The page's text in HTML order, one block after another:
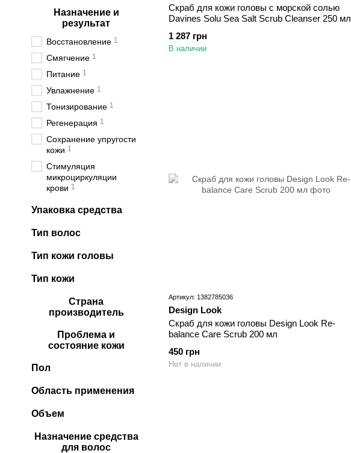
Скраб для кожи головы с морской солью
Davines Solu Sea Salt Scrub Cleanser 250 мл
1 287 грн
В наличии
Артикул: 1382785036
Design Look
Скраб для кожи головы Design Look Re-
balance Care Scrub 200 мл
450 грн
Нет в наличии
Назначение и
результат
Восстановление 1
Смягчение 1
Питание 1
Увлажнение 1
Тонизирование 1
Регенерация 1
Сохранение упругости
кожи 1
Стимуляция
микроциркуляции
крови 1
Упаковка средства
Тип волос
Тип кожи головы
Тип кожи
Страна
производитель
Проблема и
состояние кожи
Пол
Область применения
Объем
Назначение средства
для волос